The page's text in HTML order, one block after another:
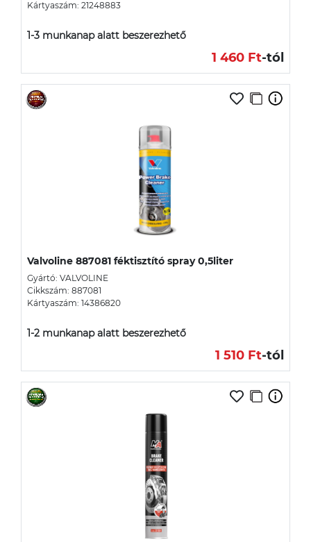
Kártyaszám: 21248883
1-3 munkanap alatt beszerezhető
1 460 Ft-tól
Valvoline 887081 féktisztító spray 0,5liter
Gyártó: VALVOLINE
Cikkszám: 887081
Kártyaszám: 14386820
1-2 munkanap alatt beszerezhető
1 510 Ft-tól